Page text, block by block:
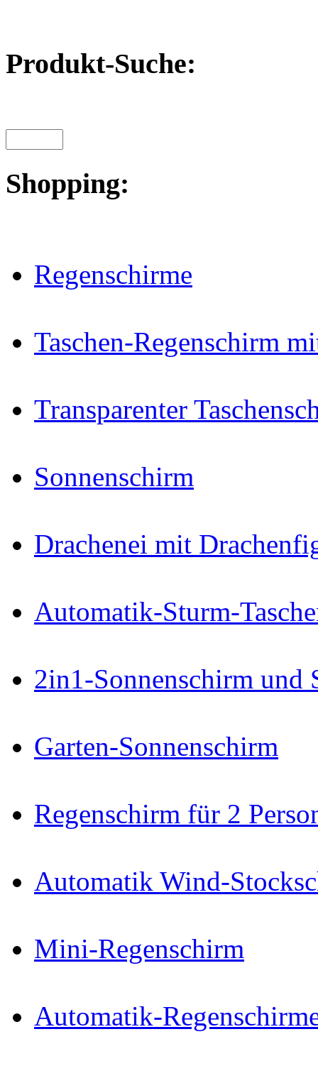
Produkt-Suche:
Shopping:
Regenschirme
Taschen-Regenschirm
Transparenter
Sonnenschirm
Drachenei mit
Automatik-Sturm-
2in1-Sonnenschirm und
Garten-Sonnenschirm
Regenschirm für 2
Automatik Wind-
Mini-Regenschirm
Automatik-